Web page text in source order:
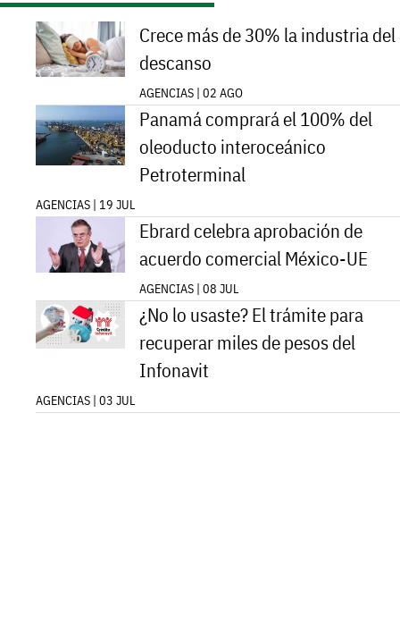
Crece más de 30% la industria del
descanso
AGENCIAS | 02 AGO
Panamá comprará el 100% del
oleoducto interoceánico
Petroterminal
AGENCIAS | 19 JUL
Ebrard celebra aprobación de
acuerdo comercial México-UE
AGENCIAS | 08 JUL
¿No lo usaste? El trámite para
recuperar miles de pesos del
Infonavit
AGENCIAS | 03 JUL